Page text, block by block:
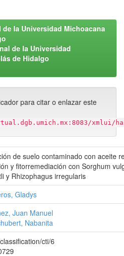
la Universidad Michoacana
de la Universidad
de Hidalgo
para citar o enlazar este
xmlui/
de suelo contaminado con aceite
y fitorremediación con Sorghum
y Rhizophagus irregularis
Gladys
Juan Manuel
Nabanita
cti/6